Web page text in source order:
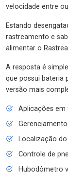
velocidade entre
Estando
rastreamento e
alimentar o
A resposta é
que possui bateria
versão mais
Aplicações em
Localização
Controle de
Hubodômetro